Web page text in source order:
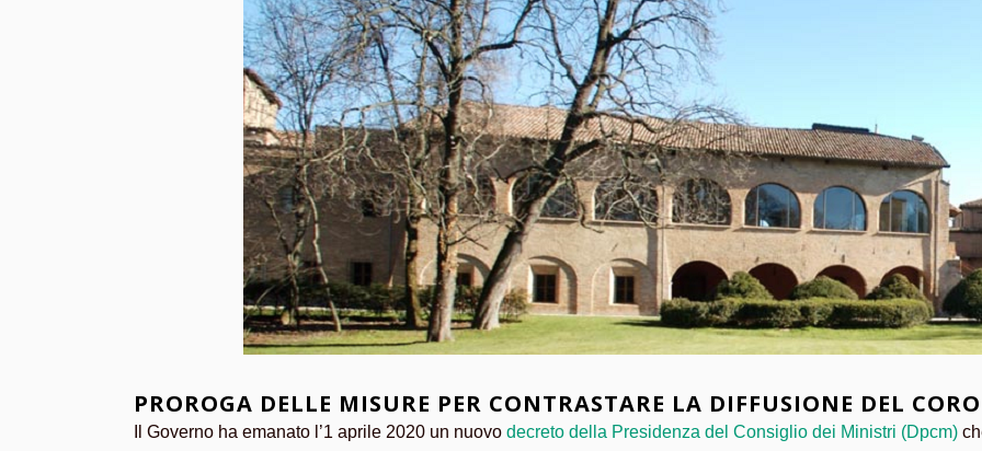
PROROGA DELLE MISURE PER CONTRASTARE LA DIFFUSIONE DEL
Il Governo ha emanato l’1 aprile 2020 un nuovo decreto della Presidenza del Consiglio dei Ministri (Dpcm)